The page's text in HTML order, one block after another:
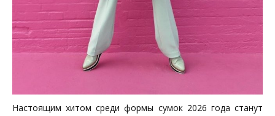
Настоящим хитом среди формы сумок 2026 года станут